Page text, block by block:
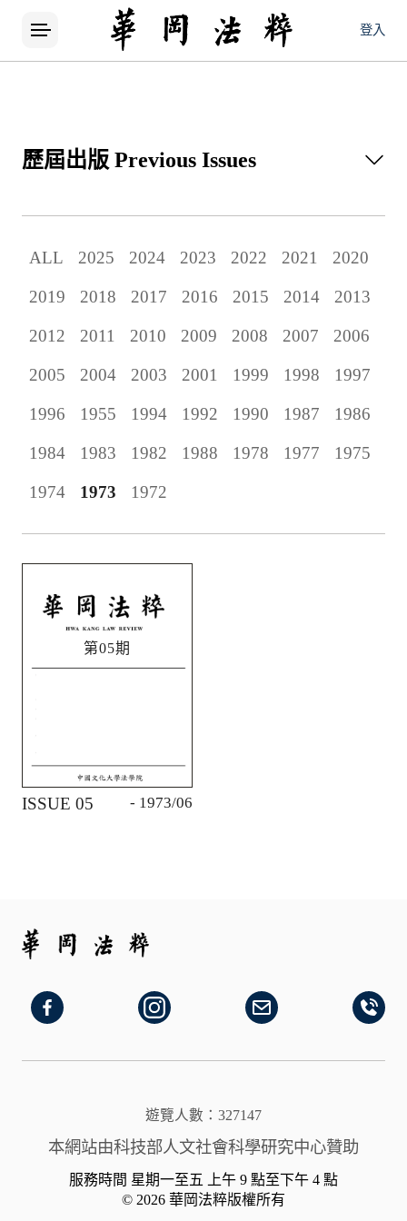
登入
歷屆出版 Previous Issues
當期出版
ALL 2025 2024 2023 2022 2021 2020
2019 2018 2017 2016 2015 2014 2013
2012 2011 2010 2009 2008 2007 2006
2005 2004 2003 2001 1999 1998 1997
1996 1955 1994 1992 1990 1987 1986
1984 1983 1982 1988 1978 1977 1975
1974 1973 1972
第05期
ISSUE 05 - 1973/06
遊覽人數：327147
本網站由科技部人文社會科學研究中心贊助
服務時間 星期一至五 上午 9 點至下午 4 點
© 2026 華岡法粹版權所有